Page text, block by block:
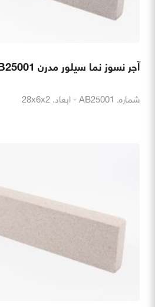
آجر نسوز نما سیلور مدرن AB25001
شماره. AB25001 - ابعاد. 28x6x2